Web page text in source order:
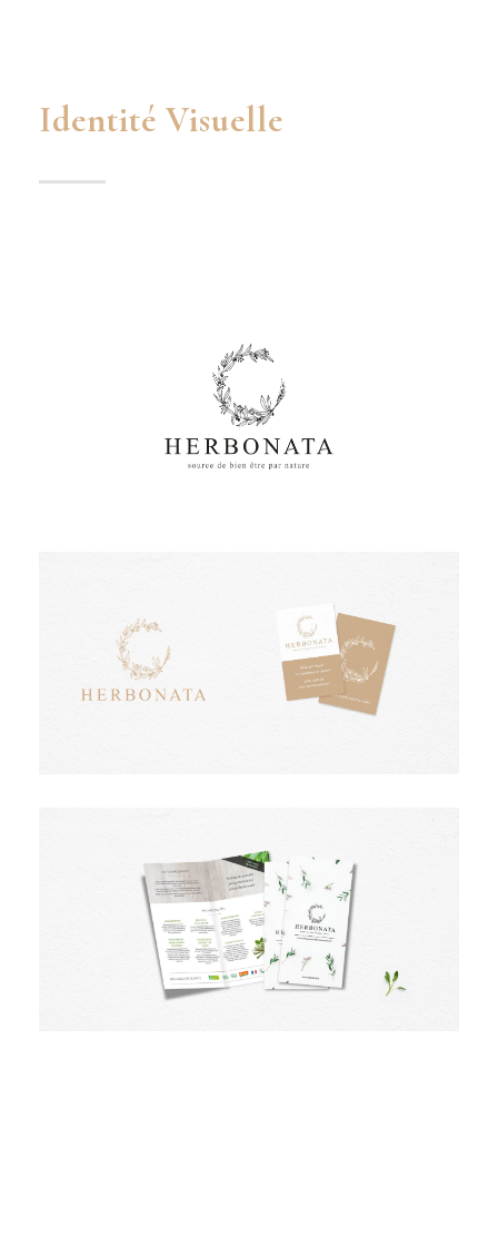
Identité Visuelle